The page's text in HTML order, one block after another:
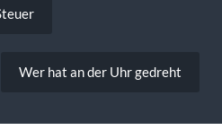
Wer hat an der Uhr gedreht